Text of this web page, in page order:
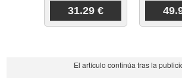
31.29 €